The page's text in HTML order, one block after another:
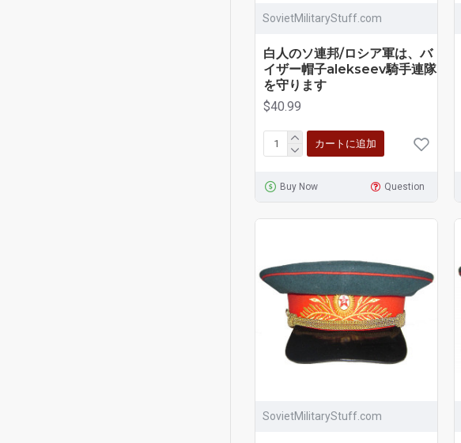
SovietMilitaryStuff.com
白人のソ連邦/ロシア軍は、バ
イザー帽子alekseev騎手連隊
を守ります
$40.99
カートに追加
Buy Now Question
SovietMilitaryStuff.com